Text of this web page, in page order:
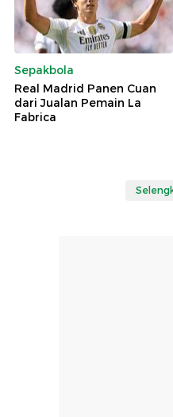
Sepakbola
Real Madrid Panen Cuan
dari Jualan Pemain La
Fabrica